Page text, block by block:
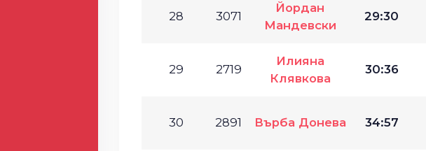
28 3071
Йордан
Мандевски
29:30
29 2719
Илияна
Клявкова
30:36
30 2891 Върба Донева 34:57